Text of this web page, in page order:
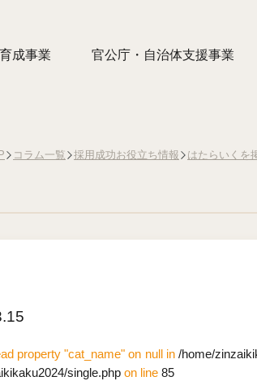
成事業 官公庁・自治体支援事業
コラム一覧 採用成功お役立ち情報 はたらいくを
property "cat_name" on null in /home/
single.php on line 85